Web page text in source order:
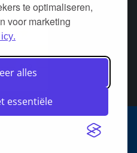
te optimaliseren,
voor marketing
alles
essentiële
Over DeurStijl Projecten